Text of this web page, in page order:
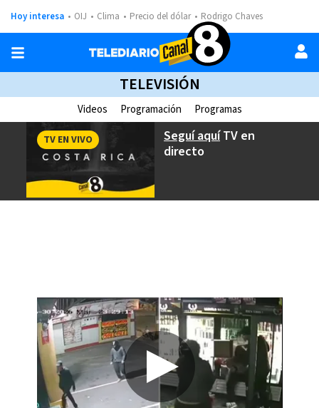
Hoy interesa OIJ Clima Precio del dólar Rodrigo Chaves
TELEVISIÓN
Videos Programación Programas
Seguí aquíTV en
directo
TV EN VIVO